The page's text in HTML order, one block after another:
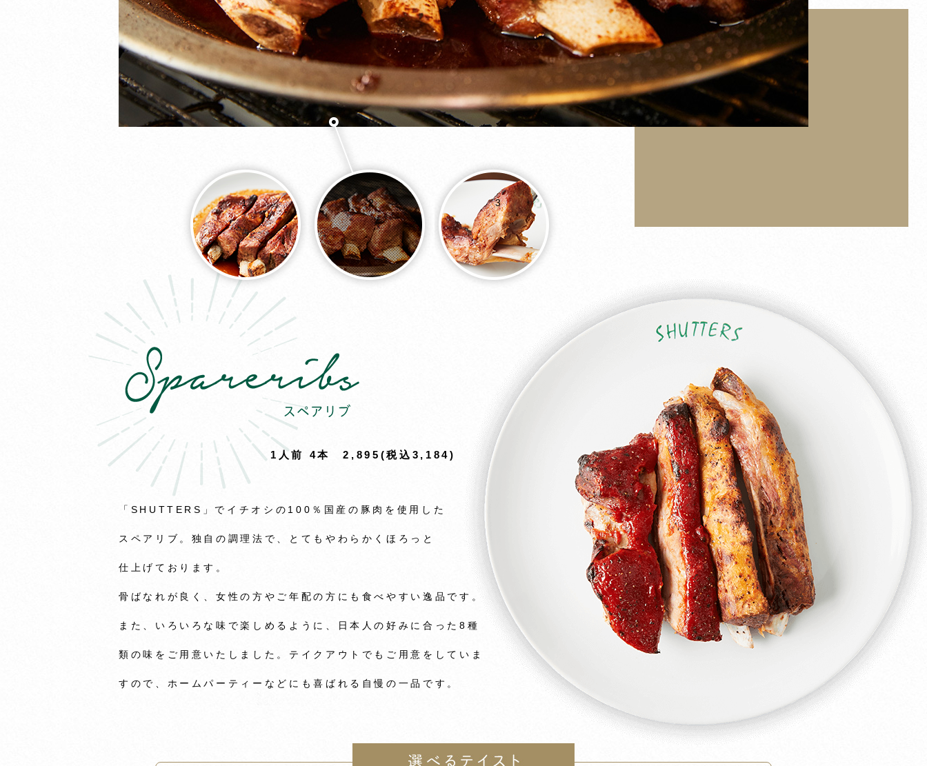
1 2 3
1人前 4本 2,895(税込3,184)
「SHUTTERS」でイチオシの100％国産の豚肉を使用した
スペアリブ。独自の調理法で、とてもやわらかくほろっと
仕上げております。
骨ばなれが良く、女性の方やご年配の方にも食べやすい逸品です。
また、いろいろな味で楽しめるように、日本人の好みに合った8種
類の味をご用意いたしました。テイクアウトでもご用意をしていま
すので、ホームパーティーなどにも喜ばれる自慢の一品です。